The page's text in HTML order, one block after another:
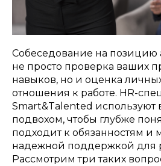
Собеседование на позицию
не просто проверка ваших
навыков, но и оценка
отношения к работе. HR-
Smart&Talented используют
подвохом, чтобы глубже
подходит к обязанностям и
надежной поддержкой для
Рассмотрим три таких